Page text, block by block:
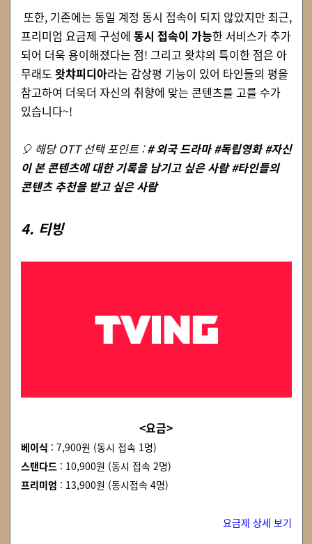
또한, 기존에는 동일 계정 동시 접속이 되지 않았지만 최근,
프리미엄 요금제 구성에 동시 접속이 가능한 서비스가 추가
되어 더욱 용이해졌다는 점! 그리고 왓챠의 특이한 점은 아
무래도 왓챠피디아라는 감상평 기능이 있어 타인들의 평을
참고하여 더욱더 자신의 취향에 맞는 콘텐츠를 고를 수가
있습니다~!
🎈 해당 OTT 선택 포인트 :# 외국 드라마 #독립영화 #자신
이 본 콘텐츠에 대한 기록을 남기고 싶은 사람 #타인들의
콘텐츠 추천을 받고 싶은 사람
4. 티빙
<요금>
베이식 : 7,900원 (동시 접속 1명)
스탠다드: 10,900원 (동시 접속 2명)
프리미엄 : 13,900원 (동시접속 4명)
요금제 상세 보기